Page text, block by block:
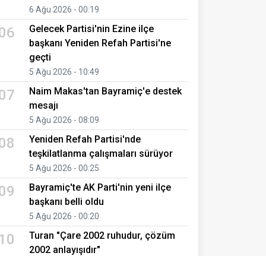
6 Ağu 2026 - 00:19
Gelecek Partisi'nin Ezine ilçe
başkanı Yeniden Refah Partisi'ne
geçti
5 Ağu 2026 - 10:49
Naim Makas'tan Bayramiç'e destek
mesajı
5 Ağu 2026 - 08:09
Yeniden Refah Partisi'nde
teşkilatlanma çalışmaları sürüyor
5 Ağu 2026 - 00:25
Bayramiç'te AK Parti'nin yeni ilçe
başkanı belli oldu
5 Ağu 2026 - 00:20
Turan "Çare 2002 ruhudur, çözüm
2002 anlayışıdır"